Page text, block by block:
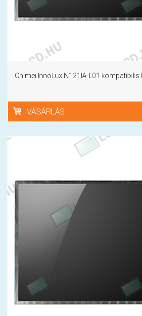
Chimei InnoLux N121IA-L01 kompatibilis
VÁSÁRLÁS